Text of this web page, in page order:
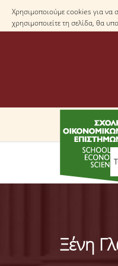
Χρησιμοποιούμε cookies για να
χρησιμοποιείτε τη σελίδα, θα
Ξένη